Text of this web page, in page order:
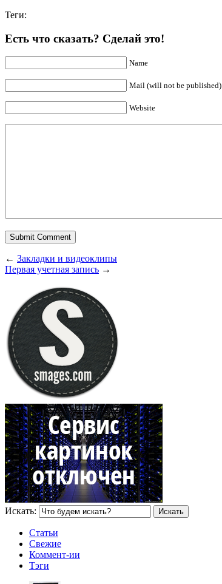
Теги:
Есть что сказать? Сделай это!
Name
Mail (will not be published)
Website
← Закладки и видеоклипы
Первая учетная запись →
Искать:
Статьи
Свежие
Коммент-ии
Тэги